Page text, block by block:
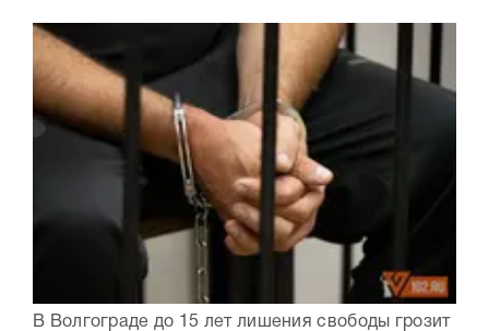
В Волгограде до 15 лет лишения свободы грозит